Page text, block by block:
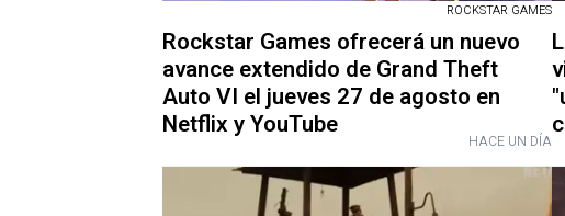
ROCKSTAR GAMES
Rockstar Games ofrecerá un nuevo
avance extendido de Grand Theft
Auto VI el jueves 27 de agosto en
Netflix y YouTube
HACE UN DÍA